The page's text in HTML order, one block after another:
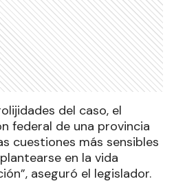
del caso, el
federal de una provincia
cuestiones más sensibles
en la vida
aseguró el legislador.